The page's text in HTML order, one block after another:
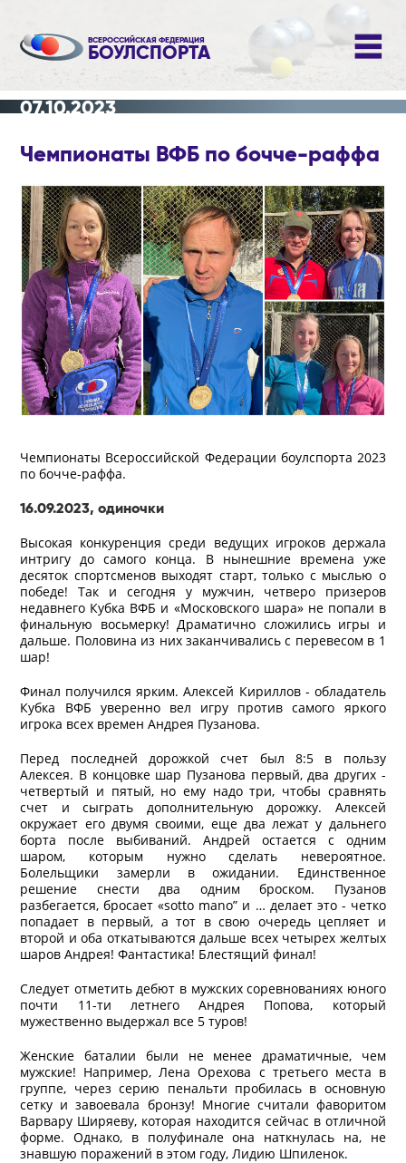
ВСЕРОССИЙСКАЯ ФЕДЕРАЦИЯ
БОУЛСПОРТА
07.10.2023
Чемпионаты ВФБ по бочче-раффа
Чемпионаты Всероссийской Федерации боулспорта 2023
по бочче-раффа.
16.09.2023, одиночки
Высокая конкуренция среди ведущих игроков держала
интригу до самого конца. В нынешние времена уже
десяток спортсменов выходят старт, только с мыслью о
победе! Так и сегодня у мужчин, четверо призеров
недавнего Кубка ВФБ и «Московского шара» не попали в
финальную восьмерку! Драматично сложились игры и
дальше. Половина из них заканчивались с перевесом в 1
шар!
Финал получился ярким. Алексей Кириллов - обладатель
Кубка ВФБ уверенно вел игру против самого яркого
игрока всех времен Андрея Пузанова.
Перед последней дорожкой счет был 8:5 в пользу
Алексея. В концовке шар Пузанова первый, два других -
четвертый и пятый, но ему надо три, чтобы сравнять
счет и сыграть дополнительную дорожку. Алексей
окружает его двумя своими, еще два лежат у дальнего
борта после выбиваний. Андрей остается с одним
шаром, которым нужно сделать невероятное.
Болельщики замерли в ожидании. Единственное
решение снести два одним броском. Пузанов
разбегается, бросает «sotto mano” и … делает это - четко
попадает в первый, а тот в свою очередь цепляет и
второй и оба откатываются дальше всех четырех желтых
шаров Андрея! Фантастика! Блестящий финал!
Следует отметить дебют в мужских соревнованиях юного
почти 11-ти летнего Андрея Попова, который
мужественно выдержал все 5 туров!
Женские баталии были не менее драматичные, чем
мужские! Например, Лена Орехова с третьего места в
группе, через серию пенальти пробилась в основную
сетку и завоевала бронзу! Многие считали фаворитом
Варвару Ширяеву, которая находится сейчас в отличной
форме. Однако, в полуфинале она наткнулась на, не
знавшую поражений в этом году, Лидию Шпиленок.